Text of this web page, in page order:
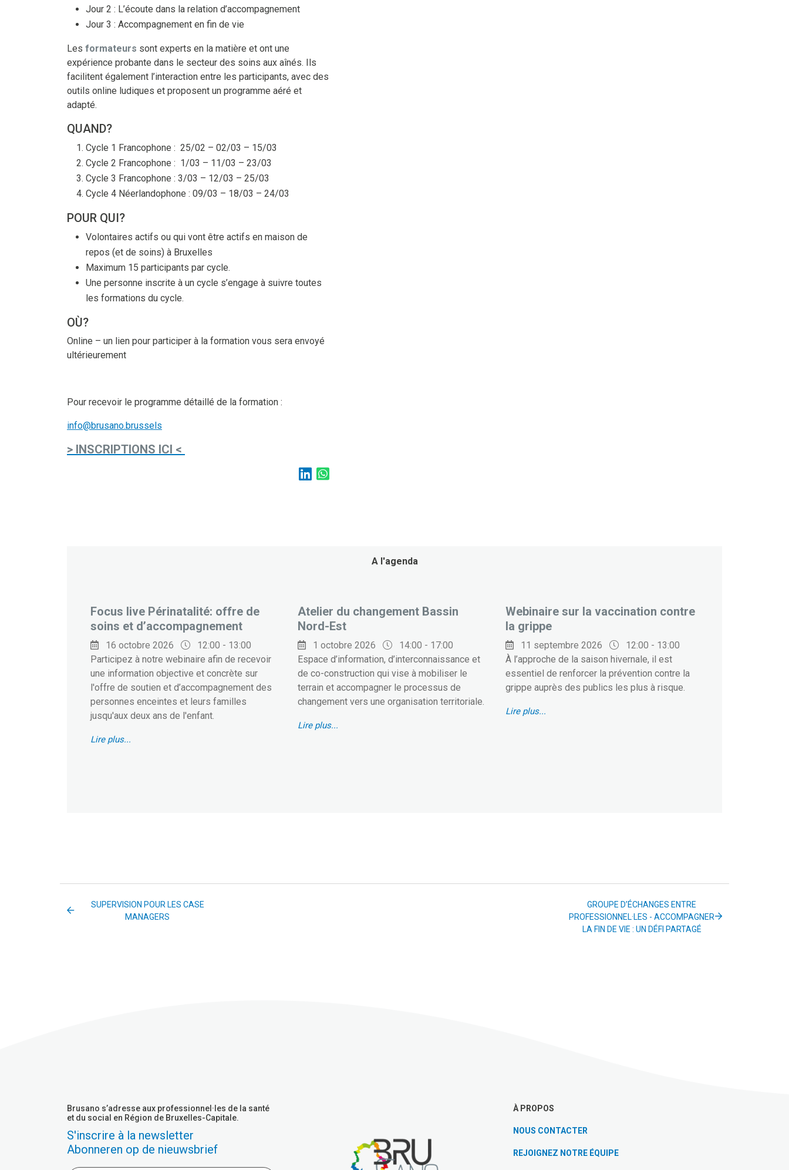
Jour 2 : L’écoute dans la relation d’accompagnement
Jour 3 : Accompagnement en fin de vie
Les formateurs sont experts en la matière et ont une
expérience probante dans le secteur des soins aux aînés. Ils
facilitent également l’interaction entre les participants, avec des
outils online ludiques et proposent un programme aéré et
adapté.
QUAND?
Cycle 1 Francophone : 25/02 – 02/03 – 15/03
Cycle 2 Francophone : 1/03 – 11/03 – 23/03
Cycle 3 Francophone : 3/03 – 12/03 – 25/03
Cycle 4 Néerlandophone : 09/03 – 18/03 – 24/03
POUR QUI?
Volontaires actifs ou qui vont être actifs en maison de
repos (et de soins) à Bruxelles
Maximum 15 participants par cycle.
Une personne inscrite à un cycle s’engage à suivre toutes
les formations du cycle.
OÙ?
Online – un lien pour participer à la formation vous sera envoyé
ultérieurement
Pour recevoir le programme détaillé de la formation :
info@brusano.brussels
> INSCRIPTIONS ICI <
A l'agenda
Focus live Périnatalité: offre de
soins et d’accompagnement
16 octobre 2026
12:00 - 13:00
Participez à notre webinaire afin de recevoir
une information objective et concrète sur
l'offre de soutien et d’accompagnement des
personnes enceintes et leurs familles
jusqu'aux deux ans de l'enfant.
Lire plus...
Atelier du changement Bassin
Nord-Est
1 octobre 2026
14:00 - 17:00
Espace d’information, d’interconnaissance et
de co-construction qui vise à mobiliser le
terrain et accompagner le processus de
changement vers une organisation territoriale.
Lire plus...
Webinaire sur la vaccination contre
la grippe
11 septembre 2026
12:00 - 13:00
À l’approche de la saison hivernale, il est
essentiel de renforcer la prévention contre la
grippe auprès des publics les plus à risque.
Lire plus...
SUPERVISION POUR LES CASE
MANAGERS
GROUPE D’ÉCHANGES ENTRE
PROFESSIONNEL·LES - ACCOMPAGNER
LA FIN DE VIE : UN DÉFI PARTAGÉ
Brusano s’adresse aux professionnel·les de la santé
et du social en Région de Bruxelles-Capitale.
S'inscrire à la newsletter
Abonneren op de nieuwsbrief
À PROPOS
NOUS CONTACTER
REJOIGNEZ NOTRE ÉQUIPE